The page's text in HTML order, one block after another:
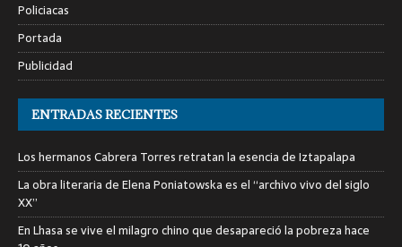
Policiacas
Portada
Publicidad
ENTRADAS RECIENTES
Los hermanos Cabrera Torres retratan la esencia de Iztapalapa
La obra literaria de Elena Poniatowska es el “archivo vivo del siglo
XX”
En Lhasa se vive el milagro chino que desapareció la pobreza hace